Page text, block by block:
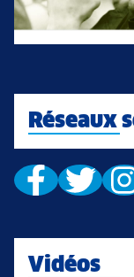
Réseaux
Vidéos